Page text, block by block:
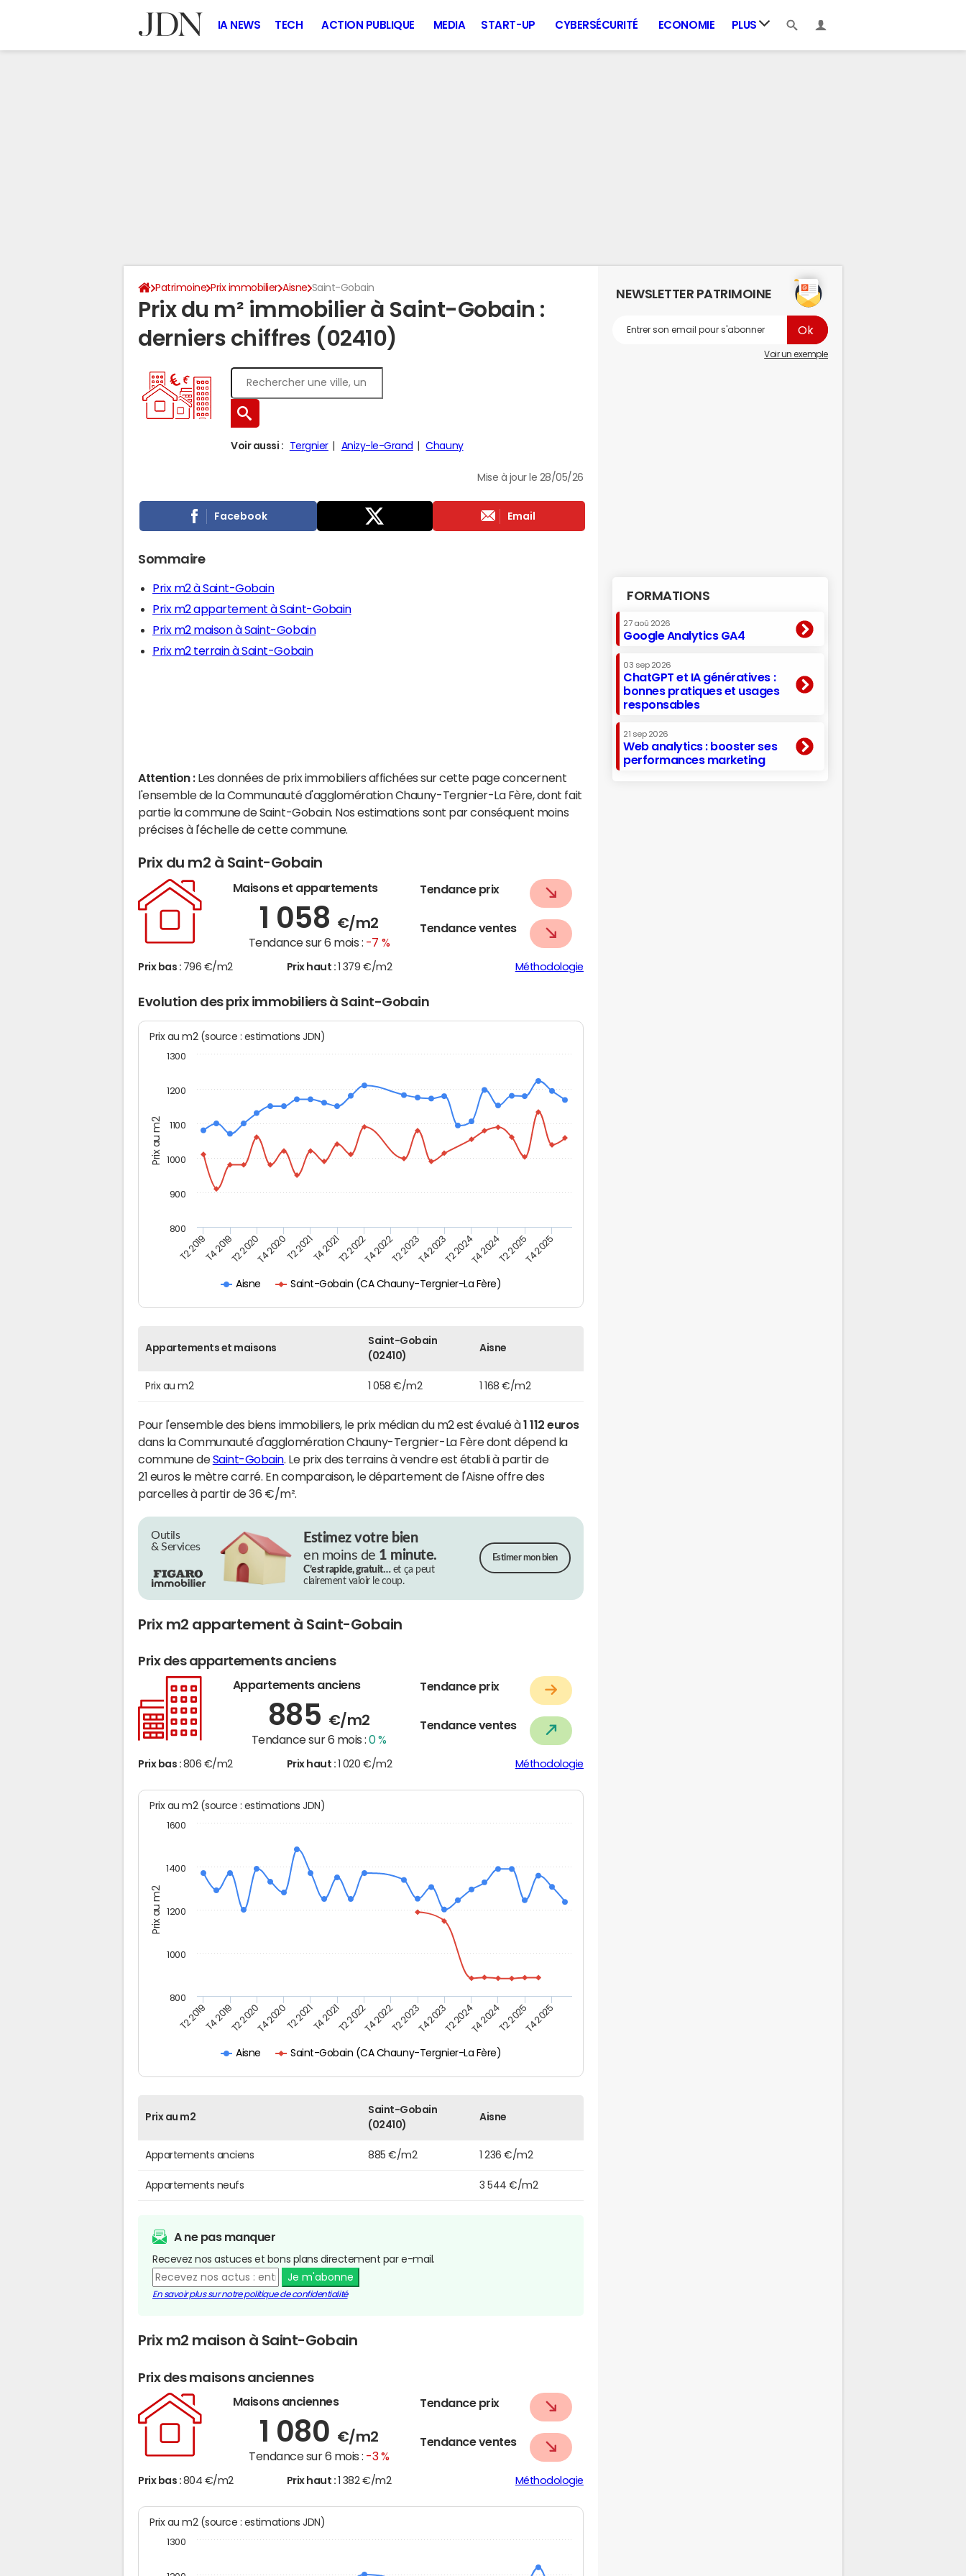
IA NEWS TECH ACTION PUBLIQUE MEDIA START-UP CYBERSÉCURITÉ ECONOMIE PLUS
Patrimoine Prix immobilier Aisne Saint-Gobain
Prix du m² immobilier à Saint-Gobain :
derniers chiffres (02410)
Voir aussi : Tergnier Anizy-le-Grand Chauny
Mise à jour le 28/05/26
Facebook Email
Sommaire
Prix m2 à Saint-Gobain
Prix m2 appartement à Saint-Gobain
Prix m2 maison à Saint-Gobain
Prix m2 terrain à Saint-Gobain
Attention : Les données de prix immobiliers affichées sur cette page concernent
l'ensemble de la Communauté d'agglomération Chauny-Tergnier-La Fère, dont fait
partie la commune de Saint-Gobain. Nos estimations sont par conséquent moins
précises à l'échelle de cette commune.
Prix du m2 à Saint-Gobain
Maisons et appartements
1 058 €/m2
Tendance sur 6 mois : -7 %
Tendance prix
Tendance ventes
Prix bas : 796 €/m2 Prix haut : 1 379 €/m2 Méthodologie
Evolution des prix immobiliers à Saint-Gobain
Prix au m2
Prix au m2 (source : estimations JDN)
Aisne Saint-Gobain (CA Chauny-Tergnier-La Fère)
T2 2019T4 2019T2 2020T4 2020T2 2021T4 2021T2 2022T4 2022T2 2023T4 2023T2 2024T4 2024T2 2025T4 2025
800
900
1000
1100
1200
1300
Appartements et maisons
Saint-Gobain
(02410)
Aisne
Prix au m2 1 058 €/m2 1 168 €/m2
Pour l'ensemble des biens immobiliers, le prix médian du m2 est évalué à1 112 euros
dans la Communauté d'agglomération Chauny-Tergnier-La Fère dont dépend la
commune deSaint-Gobain. Le prix des terrains à vendre est établi à partir de
21 euros le mètre carré. En comparaison, le département de l'Aisne offre des
parcelles à partir de 36 €/m².
Outils
& Services
Estimez votre bien
en moins de 1 minute.
C’est rapide, gratuit…et ça peut
clairement valoir le coup.
Estimer mon bien
Prix m2 appartement à Saint-Gobain
Prix des appartements anciens
Appartements anciens
885 €/m2
Tendance sur 6 mois :0 %
Tendance prix
Tendance ventes
Prix bas : 806 €/m2 Prix haut : 1 020 €/m2 Méthodologie
Prix au m2
Prix au m2 (source : estimations JDN)
Aisne Saint-Gobain (CA Chauny-Tergnier-La Fère)
T2 2019T4 2019T2 2020T4 2020T2 2021T4 2021T2 2022T4 2022T2 2023T4 2023T2 2024T4 2024T2 2025T4 2025
800
1000
1200
1400
1600
Prix au m2
Saint-Gobain
(02410)
Aisne
Appartements anciens 885 €/m2 1 236 €/m2
Appartements neufs 3 544 €/m2
A ne pas manquer
Recevez nos astuces et bons plans directement par e-mail.
Je m'abonne
En savoir plus sur notre politique de confidentialité
Prix m2 maison à Saint-Gobain
Prix des maisons anciennes
Maisons anciennes
1 080 €/m2
Tendance sur 6 mois : -3 %
Tendance prix
Tendance ventes
Prix bas : 804 €/m2 Prix haut : 1 382 €/m2 Méthodologie
Prix au m2 (source : estimations JDN)
1300
NEWSLETTER PATRIMOINE
Voir un exemple
FORMATIONS
27 aoû 2026
Google Analytics GA4
03 sep 2026
ChatGPT et IA génératives :
bonnes pratiques et usages
responsables
21 sep 2026
Web analytics : booster ses
performances marketing